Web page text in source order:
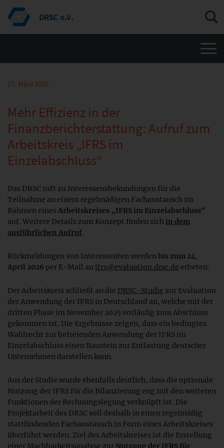
27. März 2026
Mehr Effizienz in der
Finanzberichterstattung: Aufruf zum
Arbeitskreis „IFRS im
Einzelabschluss“
Das DRSC ruft zu Interessensbekundungen für die
Teilnahme an einem regelmäßigen Fachaustausch im
Rahmen eines Arbeitskreises „IFRS im Einzelabschluss“
auf. Weitere Details zum Konzept finden sich in dem
ausführlichen Aufruf.
Rückmeldungen von Interessenten werdenbis zum 24.
April 2026 per E-Mail an ifrs@evaluation.drsc.de erbeten.
Der Arbeitskreis schließt an die DRSC-Studie zur Evaluation
der Anwendung der IFRS in Deutschland an, welche mit der
dritten Phase im November 2025 vorläufig zum Abschluss
gekommen ist. Die Ergebnisse zeigen, dass ein bedingtes
Wahlrecht zur befreienden Anwendung der IFRS im
Einzelabschluss einen Baustein zur Entlastung deutscher
Unternehmen darstellen kann.
Aus der Studie wurde ebenfalls deutlich, dass die optionale
Nutzung der IFRS für die Bilanzierung eng mit den weiteren
Funktionen der Rechnungslegung verknüpft ist. Die
Projektarbeit des DRSC soll deshalb in einen regelmäßig
stattfindenden Fachaustausch in Form eines Arbeitskreises
überführt werden. Ziel des Arbeitskreises ist die Erstellung
einer Machbarkeitsanalyse zur Nutzung der IFRS für